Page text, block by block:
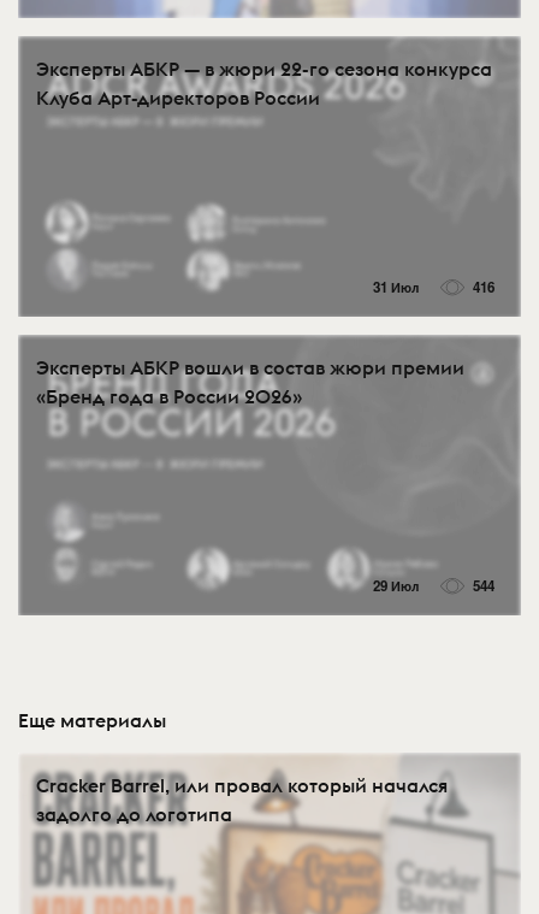
Эксперты АБКР — в жюри 22-го сезона конкурса
Клуба Арт-директоров России
31 Июл 416
Эксперты АБКР вошли в состав жюри премии
«Бренд года в России 2026»
29 Июл 544
Еще материалы
Cracker Barrel, или провал который начался
задолго до логотипа